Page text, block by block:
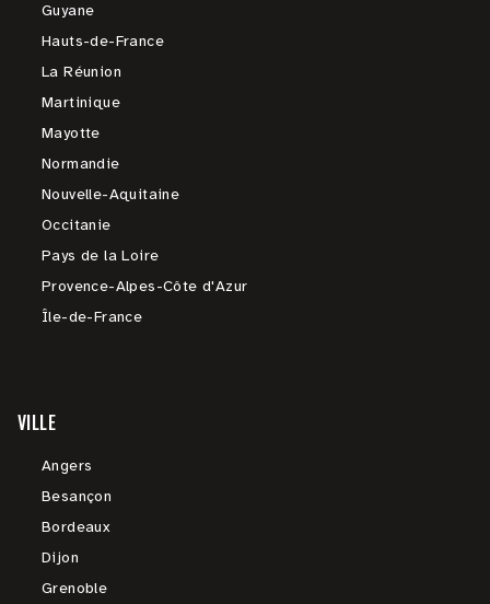
Guyane
Hauts-de-France
La Réunion
Martinique
Mayotte
Normandie
Nouvelle-Aquitaine
Occitanie
Pays de la Loire
Provence-Alpes-Côte d'Azur
Île-de-France
VILLE
Angers
Besançon
Bordeaux
Dijon
Grenoble